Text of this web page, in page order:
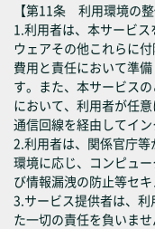
【第11条 利用環境の整
1.利用者は、本サービ
ウェアその他これらに
費用と責任において準
す。また、本サービス
において、利用者が任
通信回線を経由してイ
2.利用者は、関係官庁
環境に応じ、コンピュ
び情報漏洩の防止等セ
3.サービス提供者は、
た一切の責任を負いませ